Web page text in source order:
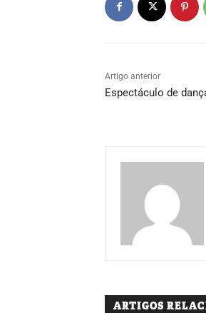
Artigo anterior
Espectáculo de
ARTIGOS